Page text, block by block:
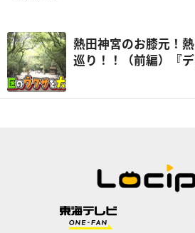
熱田神宮のお膝元！
巡り！！（前編）『